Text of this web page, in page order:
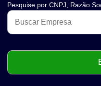
Pesquise por CNPJ, Razão